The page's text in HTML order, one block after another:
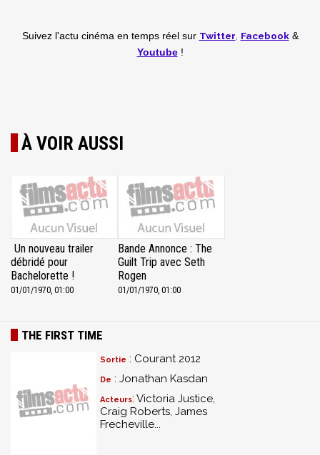
Suivez l'actu cinéma en temps réel sur Twitter Facebook&
Youtube!
À VOIR AUSSI
Un nouveau trailer
débridé pour
Bachelorette !
01/01/1970, 01:00
Bande Annonce : The
Guilt Trip avec Seth
Rogen
01/01/1970, 01:00
THE FIRST TIME
Sortie : Courant 2012
De : Jonathan Kasdan
Acteurs: Victoria Justice,
Craig Roberts, James
Frecheville...